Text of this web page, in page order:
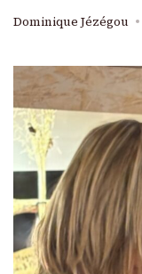
Dominique Jézégou